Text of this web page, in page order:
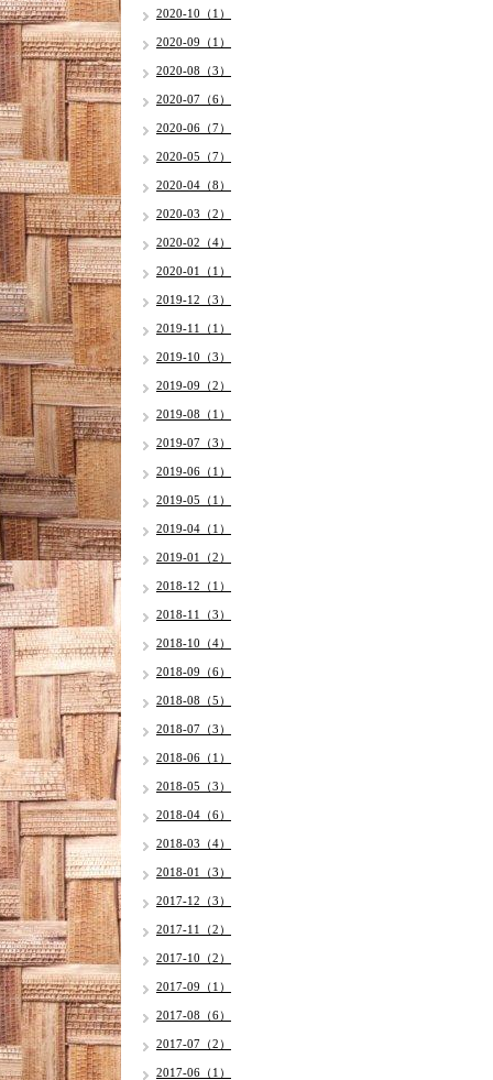
2020-10（1）
2020-09（1）
2020-08（3）
2020-07（6）
2020-06（7）
2020-05（7）
2020-04（8）
2020-03（2）
2020-02（4）
2020-01（1）
2019-12（3）
2019-11（1）
2019-10（3）
2019-09（2）
2019-08（1）
2019-07（3）
2019-06（1）
2019-05（1）
2019-04（1）
2019-01（2）
2018-12（1）
2018-11（3）
2018-10（4）
2018-09（6）
2018-08（5）
2018-07（3）
2018-06（1）
2018-05（3）
2018-04（6）
2018-03（4）
2018-01（3）
2017-12（3）
2017-11（2）
2017-10（2）
2017-09（1）
2017-08（6）
2017-07（2）
2017-06（1）